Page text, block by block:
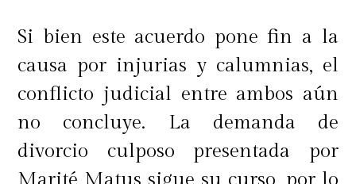
Si bien este acuerdo pone fin a la
causa por injurias y calumnias, el
conflicto judicial entre ambos aún
no concluye. La demanda de
divorcio culposo presentada por